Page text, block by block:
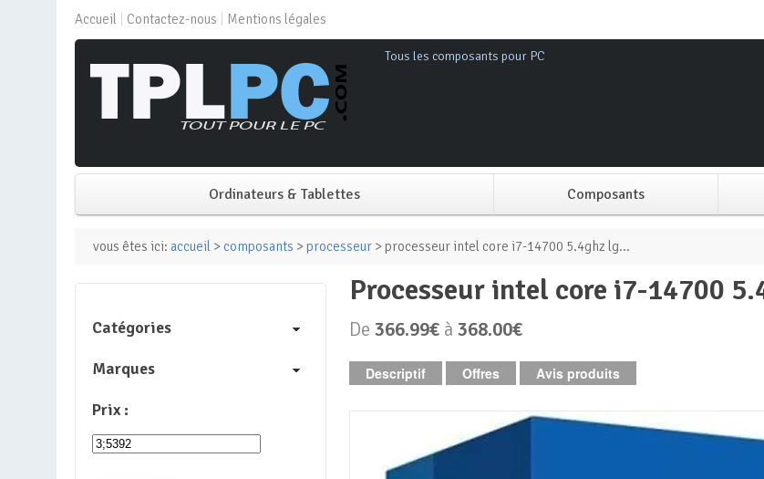
Accueil Contactez-nous Mentions légales
Tous les composants pour PC
Ordinateurs & Tablettes
PC de bureau
Mini PC
PC Tout-en-un
Composants
Alimentation PC
Boitier PC
Carte graphique
Carte mère
Mémoire PC
vous êtes ici: accueil > composants > processeur > processeur intel core i7-14700 5.4ghz lg...
processeur intel core i7-14700
De366.99€ à368.00€
Descriptif Offres Avis produits
Catégories
Marques
Prix :